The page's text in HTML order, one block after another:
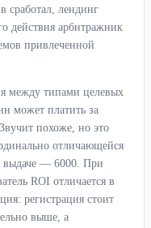
сработал, лендинг
действия арбитражник
привлеченной
между типами целевых
может платить за
похоже, но это
отличающейся
выдаче — 6000. При
ROI отличается в
регистрация стоит
выше, а